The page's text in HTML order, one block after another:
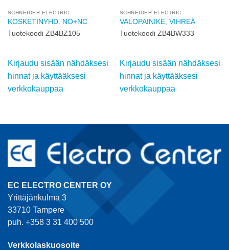
SCHNEIDER ELECTRIC
KOSKETINYHD. NO+NC
Tuotekoodi ZB4BZ105
Kirjaudu sisään nähdäksesi
hinnat ja käyttääksesi
verkkokauppaa
SCHNEIDER ELECTRIC
VALOPAINIKE, VIHREÄ
Tuotekoodi ZB4BW333
Kirjaudu sisään nähdäksesi
hinnat ja käyttääksesi
verkkokauppaa
EC ELECTRO CENTER OY
Yrittäjänkulma 3
33710 Tampere
puh. +358 3 31 400 500
Verkkolaskuosoite